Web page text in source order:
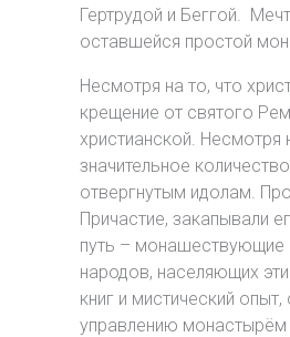
Гертрудой и Беггой.
оставшейся простой
Несмотря на то, что
крещение от святого
христианской. Несмотря
значительное
отвергнутым идолам.
Причастие, закапывали
путь – монашествующие
народов, населяющих
книг и мистический
управлению монастырём